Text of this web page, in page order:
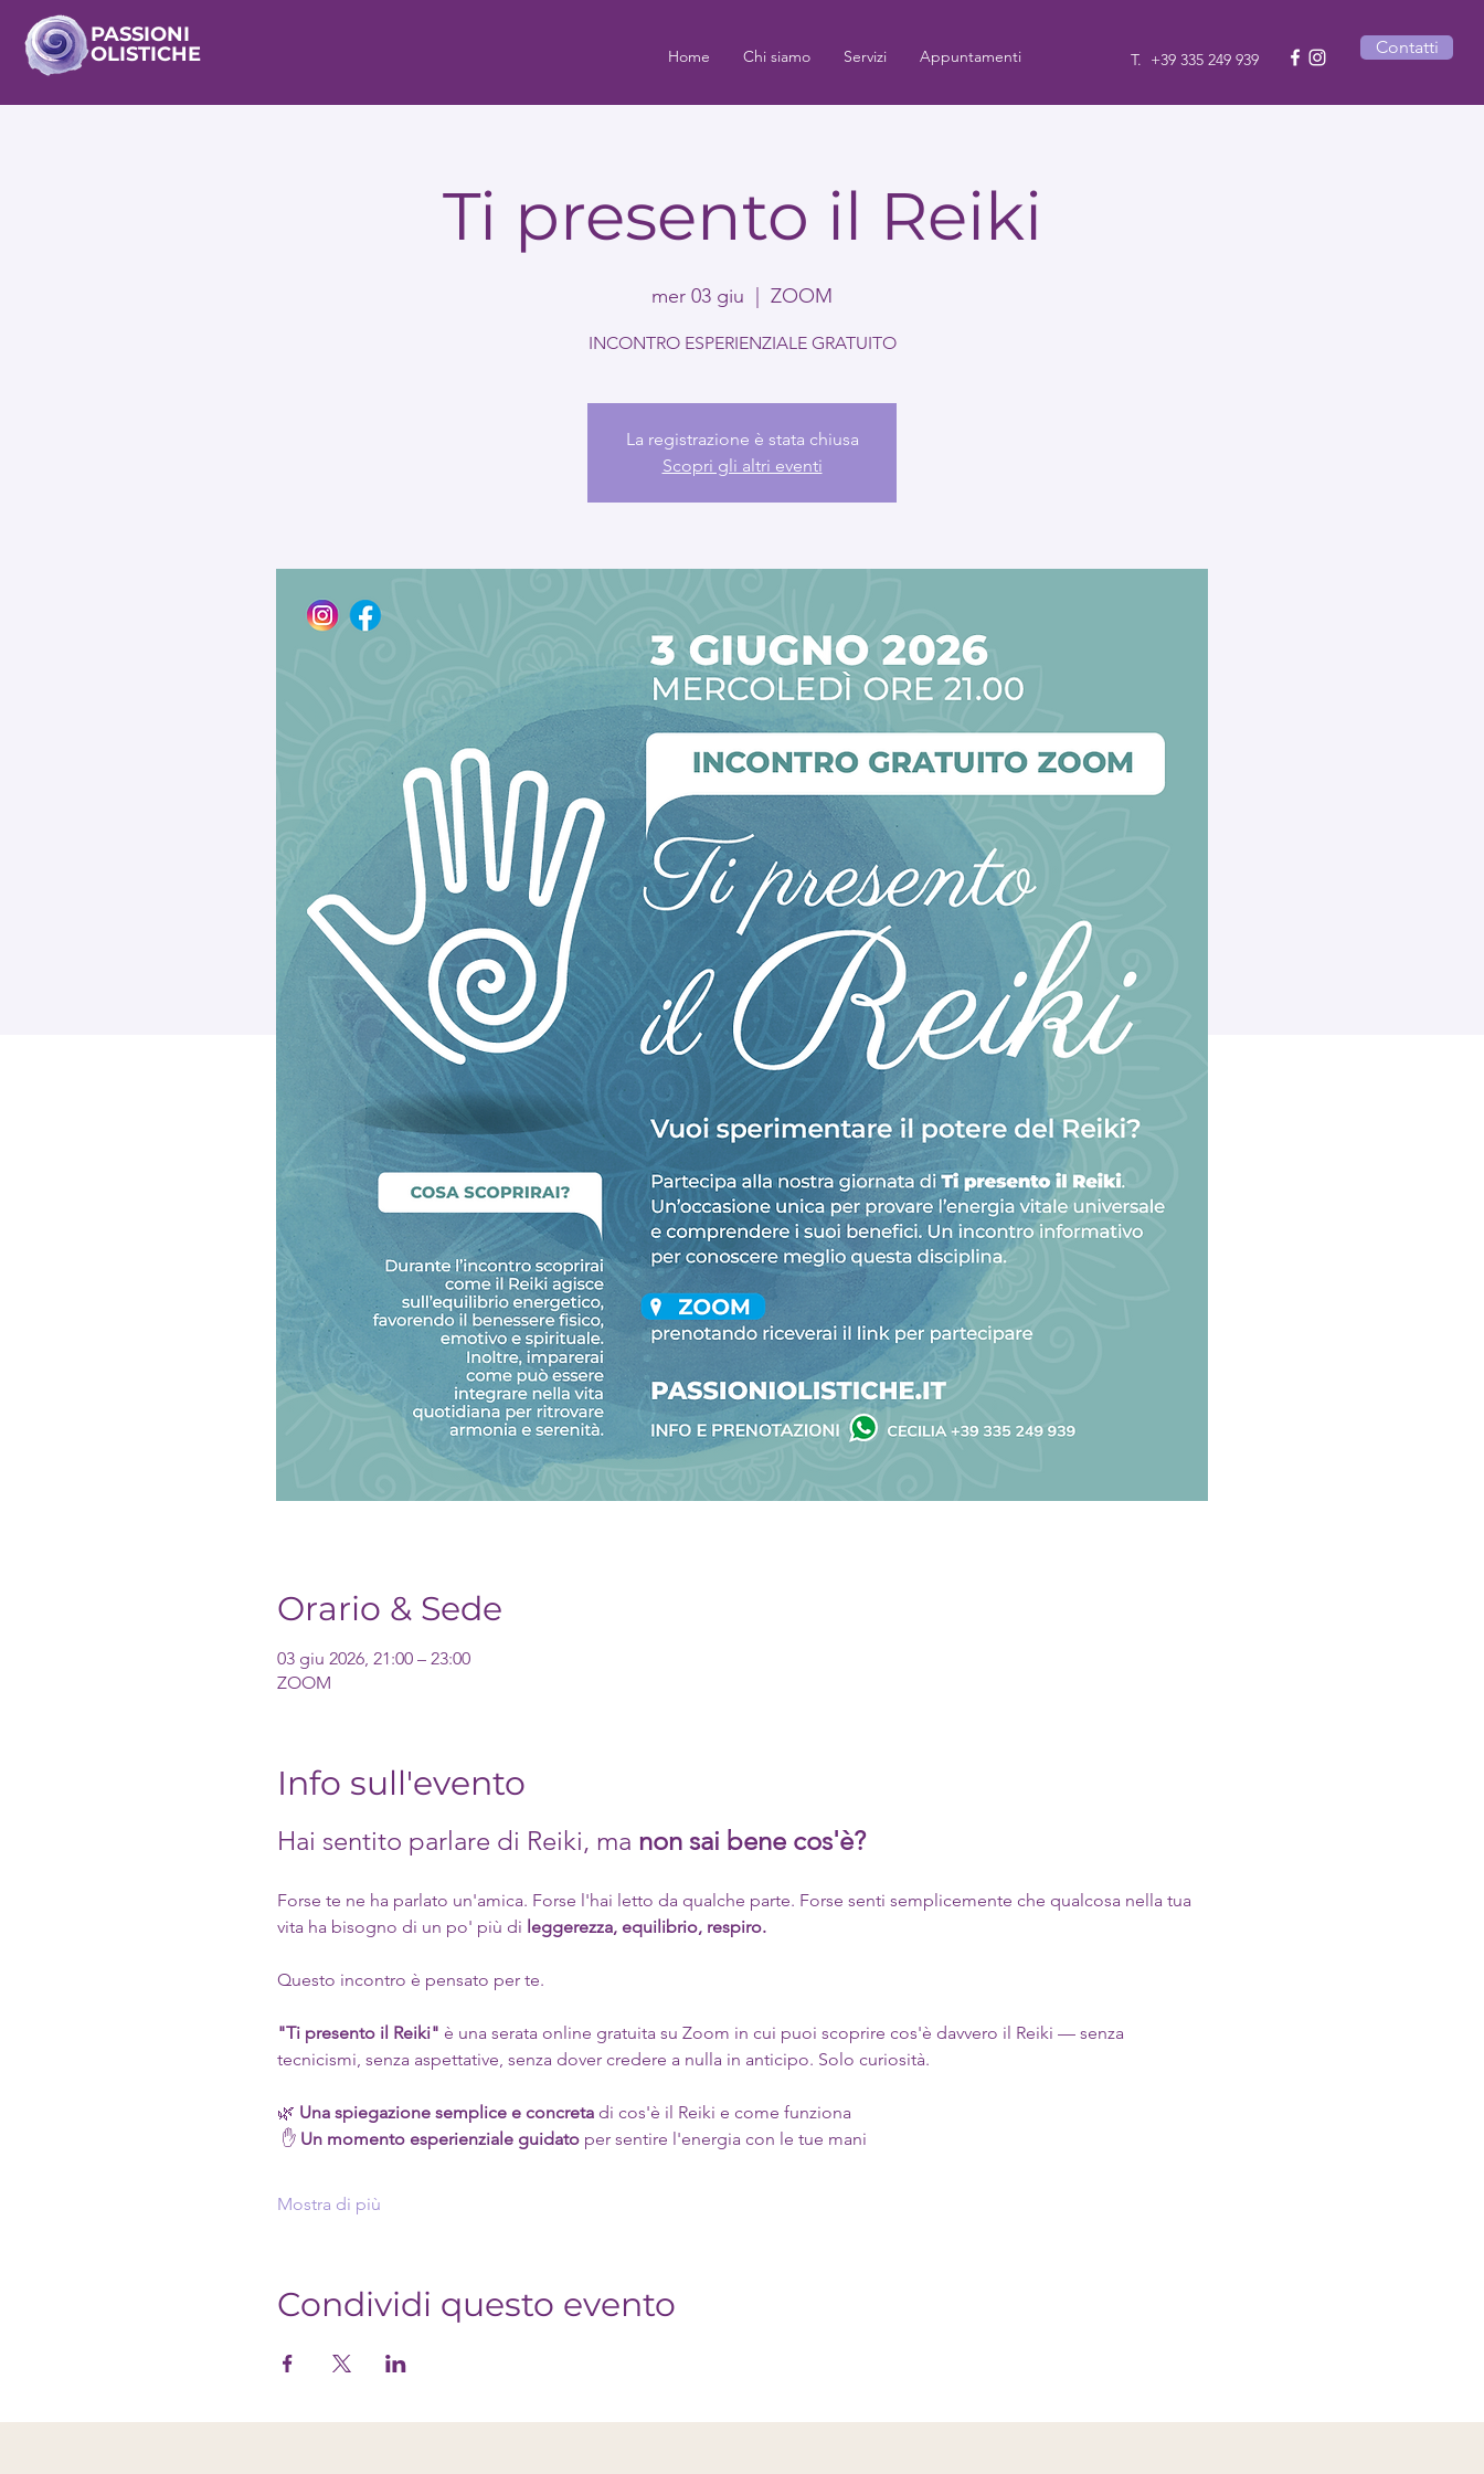
PASSIONI
OLISTICHE
Home Chi siamo Servizi Appuntamenti T. +39 335 249 939
Contatti
Ti presento il Reiki
mer 03 giu ZOOM
INCONTRO ESPERIENZIALE GRATUITO
La registrazione è stata chiusa
Scopri gli altri eventi
Orario & Sede
03 giu 2026, 21:00 – 23:00
ZOOM
Info sull'evento
Hai sentito parlare di Reiki, ma non sai bene cos'è?
Forse te ne ha parlato un'amica. Forse l'hai letto da qualche parte. Forse senti semplicemente che qualcosa nella tua
vita ha bisogno di un po' più di leggerezza, equilibrio, respiro.
Questo incontro è pensato per te.
"Ti presento il Reiki" è una serata online gratuita su Zoom in cui puoi scoprire cos'è davvero il Reiki — senza
tecnicismi, senza aspettative, senza dover credere a nulla in anticipo. Solo curiosità.
🌿 Una spiegazione semplice e concreta di cos'è il Reiki e come funziona
✋ Un momento esperienziale guidato per sentire l'energia con le tue mani
Mostra di più
Condividi questo evento